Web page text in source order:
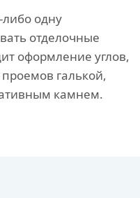
одну
отделочные
оформление углов,
галькой,
камнем.